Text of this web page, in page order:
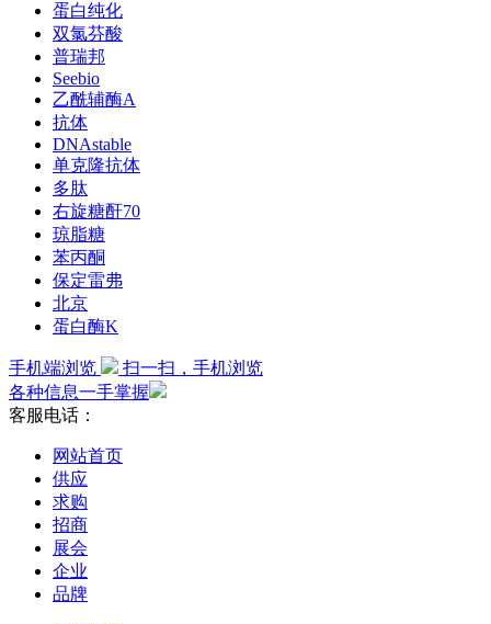
蛋白纯化
双氯芬酸
普瑞邦
Seebio
乙酰辅酶A
抗体
DNAstable
单克隆抗体
多肽
右旋糖酐70
琼脂糖
苯丙酮
保定雷弗
北京
蛋白酶K
手机端浏览
扫一扫，手机浏览
各种信息一手掌握
客服电话：
网站首页
供应
求购
招商
展会
企业
品牌